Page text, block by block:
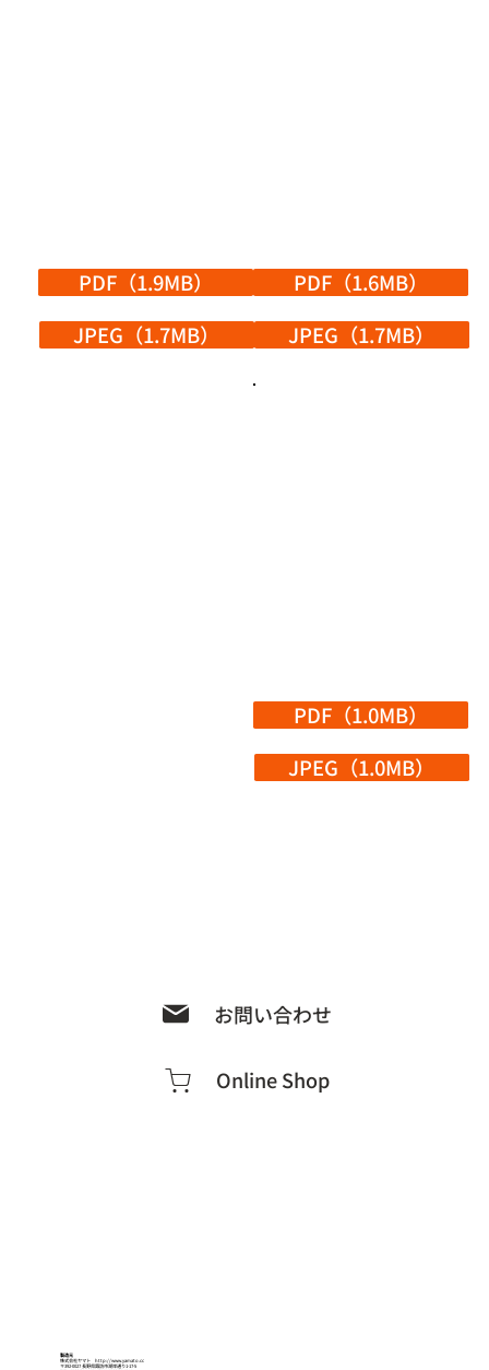
PDF（1.9MB）
JPEG（1.7MB）
PDF（1.6MB）
JPEG（1.7MB）
PDF（1.0MB）
JPEG（1.0MB）
製造元
株式会社ヤマトhttp://www.yamato.cc
〒392-0027 長野県諏訪市湖岸通り1-17-5
お問い合わせ
Online Shop